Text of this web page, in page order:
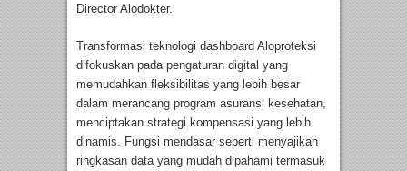
Director Alodokter.
Transformasi teknologi dashboard Aloproteksi
difokuskan pada pengaturan digital yang
memudahkan fleksibilitas yang lebih besar
dalam merancang program asuransi kesehatan,
menciptakan strategi kompensasi yang lebih
dinamis. Fungsi mendasar seperti menyajikan
ringkasan data yang mudah dipahami termasuk